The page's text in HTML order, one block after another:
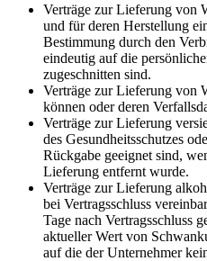
Verträge zur Lieferung von
und für deren Herstellung
Bestimmung durch den
eindeutig auf die
zugeschnitten sind.
Verträge zur Lieferung von
können oder deren
Verträge zur Lieferung
des Gesundheitsschutzes
Rückgabe geeignet sind,
Lieferung entfernt wurde.
Verträge zur Lieferung
bei Vertragsschluss
Tage nach Vertragsschluss
aktueller Wert von
auf die der Unternehmer